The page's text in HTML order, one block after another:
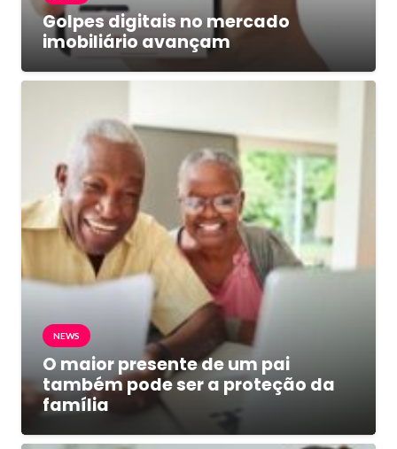
Golpes digitais no mercado
imobiliário avançam
NEWS
O maior presente de um pai
também pode ser a proteção da
família